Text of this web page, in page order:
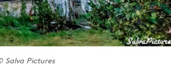
Salva Pictures